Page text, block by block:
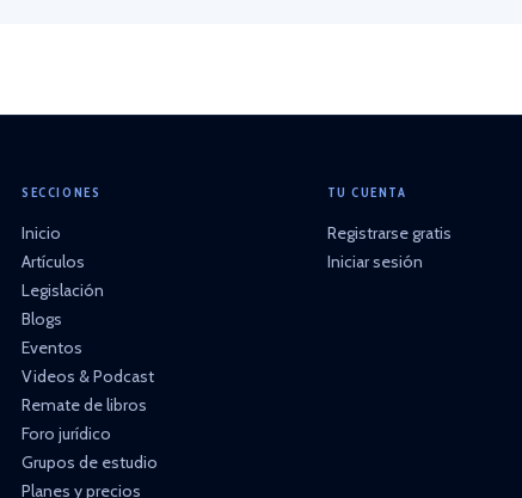
SECCIONES
Inicio
Artículos
Legislación
Blogs
Eventos
Videos & Podcast
Remate de libros
Foro jurídico
Grupos de estudio
Planes y precios
TU CUENTA
Registrarse gratis
Iniciar sesión